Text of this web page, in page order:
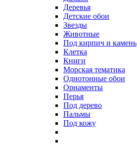
Деревья
Детские обои
Звезды
Животные
Под кирпич и камень
Клетка
Книги
Морская тематика
Однотонные обои
Орнаменты
Перья
Под дерево
Пальмы
Под кожу